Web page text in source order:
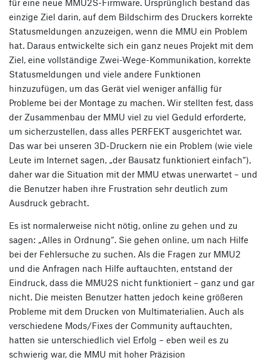
für eine neue MMU2S-Firmware. Ursprünglich bestand das
einzige Ziel darin, auf dem Bildschirm des Druckers korrekte
Statusmeldungen anzuzeigen, wenn die MMU ein Problem
hat. Daraus entwickelte sich ein ganz neues Projekt mit dem
Ziel, eine vollständige Zwei-Wege-Kommunikation, korrekte
Statusmeldungen und viele andere Funktionen
hinzuzufügen, um das Gerät viel weniger anfällig für
Probleme bei der Montage zu machen. Wir stellten fest, dass
der Zusammenbau der MMU viel zu viel Geduld erforderte,
um sicherzustellen, dass alles PERFEKT ausgerichtet war.
Das war bei unseren 3D-Druckern nie ein Problem (wie viele
Leute im Internet sagen, „der Bausatz funktioniert einfach“),
daher war die Situation mit der MMU etwas unerwartet – und
die Benutzer haben ihre Frustration sehr deutlich zum
Ausdruck gebracht.
Es ist normalerweise nicht nötig, online zu gehen und zu
sagen: „Alles in Ordnung“. Sie gehen online, um nach Hilfe
bei der Fehlersuche zu suchen. Als die Fragen zur MMU2
und die Anfragen nach Hilfe auftauchten, entstand der
Eindruck, dass die MMU2S nicht funktioniert – ganz und gar
nicht. Die meisten Benutzer hatten jedoch keine größeren
Probleme mit dem Drucken von Multimaterialien. Auch als
verschiedene Mods/Fixes der Community auftauchten,
hatten sie unterschiedlich viel Erfolg – eben weil es zu
schwierig war, die MMU mit hoher Präzision